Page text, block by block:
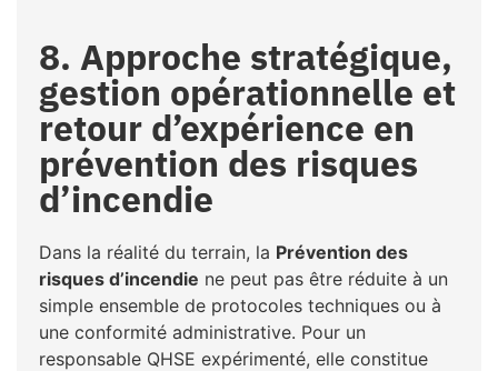
8. Approche stratégique,
gestion opérationnelle et
retour d’expérience en
prévention des risques
d’incendie
Dans la réalité du terrain, la Prévention des
risques d’incendie ne peut pas être réduite à un
simple ensemble de protocoles techniques ou à
une conformité administrative. Pour un
responsable QHSE expérimenté, elle constitue